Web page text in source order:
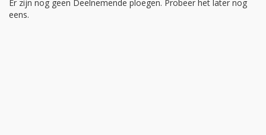
Er zijn nog geen Deelnemende ploegen. Probeer het later nog
eens.